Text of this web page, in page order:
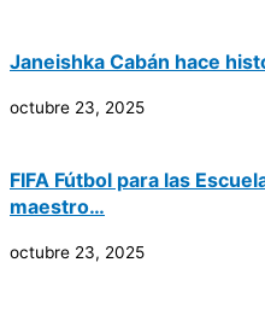
Janeishka Cabán hace
octubre 23, 2025
FIFA Fútbol para las
maestro…
octubre 23, 2025